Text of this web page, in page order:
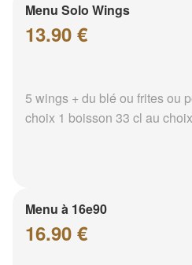
Menu Solo Wings
13.90 €
5 wings + du blé ou frites ou
choix 1 boisson 33 cl au choix
Menu à 16e90
16.90 €